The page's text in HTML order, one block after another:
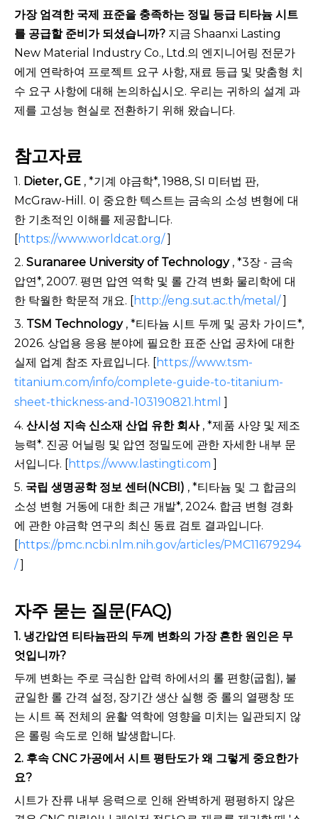
가장 엄격한 국제 표준을 충족하는 정밀 등급 티타늄 시트
를 공급할 준비가 되셨습니까? 지금 Shaanxi Lasting
New Material Industry Co., Ltd.의 엔지니어링 전문가
에게 연락하여 프로젝트 요구 사항, 재료 등급 및 맞춤형 치
수 요구 사항에 대해 논의하십시오. 우리는 귀하의 설계 과
제를 고성능 현실로 전환하기 위해 왔습니다.
참고자료
1. Dieter, GE , *기계 야금학*, 1988, SI 미터법 판,
McGraw-Hill. 이 중요한 텍스트는 금속의 소성 변형에 대
한 기초적인 이해를 제공합니다.
[https://www.worldcat.org/]
2. Suranaree University of Technology , *3장 - 금속
압연*, 2007. 평면 압연 역학 및 롤 간격 변화 물리학에 대
한 탁월한 학문적 개요. [http://eng.sut.ac.th/metal/]
3. TSM Technology , *티타늄 시트 두께 및 공차 가이드*,
2026. 상업용 응용 분야에 필요한 표준 산업 공차에 대한
실제 업계 참조 자료입니다. [https://www.tsm-
titanium.com/info/complete-guide-to-titanium-
sheet-thickness-and-103190821.html ]
4. 산시성 지속 신소재 산업 유한 회사 , *제품 사양 및 제조
능력*. 진공 어닐링 및 압연 정밀도에 관한 자세한 내부 문
서입니다. [https://www.lastingti.com ]
5. 국립 생명공학 정보 센터(NCBI) , *티타늄 및 그 합금의
소성 변형 거동에 대한 최근 개발*, 2024. 합금 변형 경화
에 관한 야금학 연구의 최신 동료 검토 결과입니다.
[https://pmc.ncbi.nlm.nih.gov/articles/PMC11679294
/]
자주 묻는 질문(FAQ)
1. 냉간압연 티타늄판의 두께 변화의 가장 흔한 원인은 무
엇입니까?
두께 변화는 주로 극심한 압력 하에서의 롤 편향(굽힘), 불
균일한 롤 간격 설정, 장기간 생산 실행 중 롤의 열팽창 또
는 시트 폭 전체의 윤활 역학에 영향을 미치는 일관되지 않
은 롤링 속도로 인해 발생합니다.
2. 후속 CNC 가공에서 시트 평탄도가 왜 그렇게 중요한가
요?
시트가 잔류 내부 응력으로 인해 완벽하게 평평하지 않은